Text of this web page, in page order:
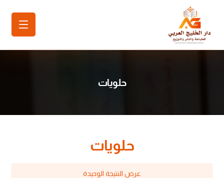
حلويات
حلويات
عرض النتيجة الوحيدة